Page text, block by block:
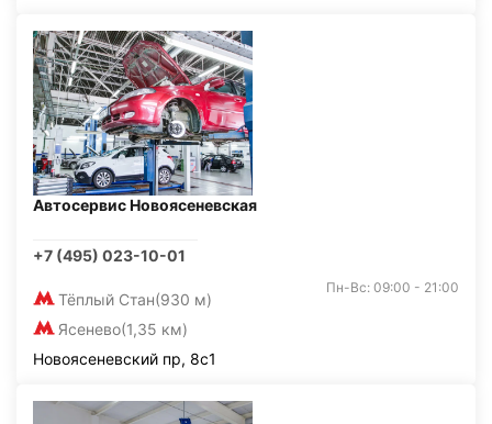
Автосервис Новоясеневская
+7 (495) 023-10-01
Тёплый Стан(930 м)
Ясенево(1,35 км)
Пн-Вс: 09:00 - 21:00
Новоясеневский пр, 8с1